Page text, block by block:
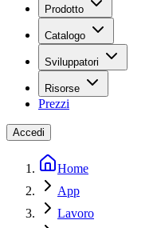
Prodotto
Catalogo
Sviluppatori
Risorse
Prezzi
Accedi
Home
App
Lavoro